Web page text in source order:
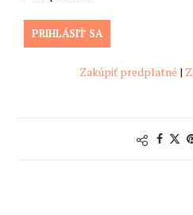
Zakúpiť predplatné |